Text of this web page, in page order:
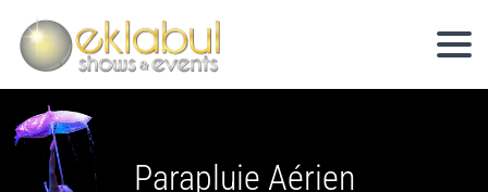
Parapluie Aérien